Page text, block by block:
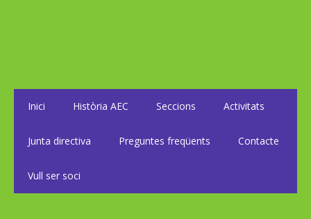
Inici Història AEC Seccions Activitats
Junta directiva Preguntes freqüents Contacte
Vull ser soci